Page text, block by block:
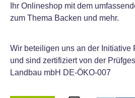
Ihr Onlineshop mit dem
zum Thema Backen und mehr.
Wir beteiligen uns an der Initiative
und sind zertifiziert von der
Landbau mbH DE-ÖKO-007